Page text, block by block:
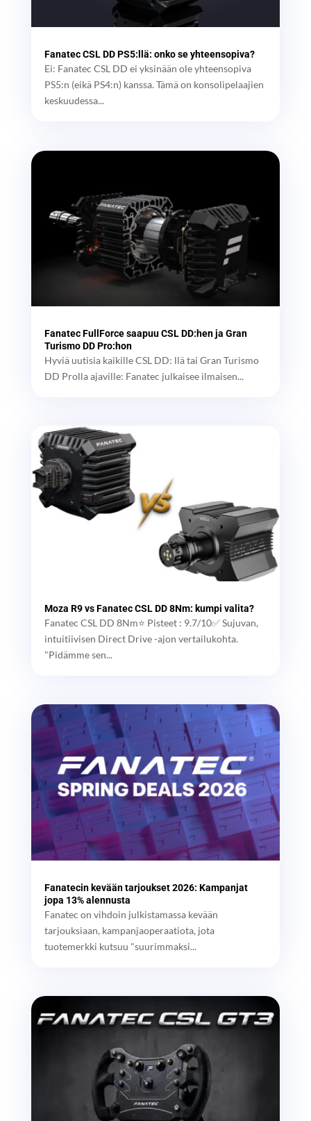
Fanatec CSL DD PS5:llä: onko se yhteensopiva?
Ei: Fanatec CSL DD ei yksinään ole yhteensopiva
PS5:n (eikä PS4:n) kanssa. Tämä on konsolipelaajien
keskuudessa...
Fanatec FullForce saapuu CSL DD:hen ja Gran
Turismo DD Pro:hon
Hyviä uutisia kaikille CSL DD: llä tai Gran Turismo
DD Prolla ajaville: Fanatec julkaisee ilmaisen...
Moza R9 vs Fanatec CSL DD 8Nm: kumpi valita?
Fanatec CSL DD 8Nm⭐ Pisteet : 9.7/10✅ Sujuvan,
intuitiivisen Direct Drive -ajon vertailukohta.
"Pidämme sen...
Fanatecin kevään tarjoukset 2026: Kampanjat
jopa 13% alennusta
Fanatec on vihdoin julkistamassa kevään
tarjouksiaan, kampanjaoperaatiota, jota
tuotemerkki kutsuu "suurimmaksi...